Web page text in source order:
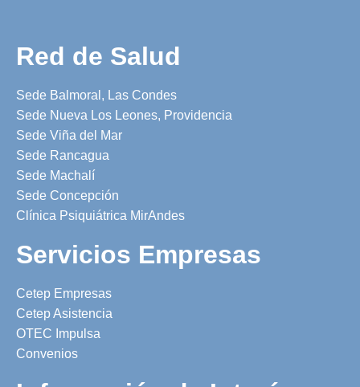
Red de Salud
Sede Balmoral, Las Condes
Sede Nueva Los Leones, Providencia
Sede Viña del Mar
Sede Rancagua
Sede Machalí
Sede Concepción
Clínica Psiquiátrica MirAndes
Servicios Empresas
Cetep Empresas
Cetep Asistencia
OTEC Impulsa
Convenios